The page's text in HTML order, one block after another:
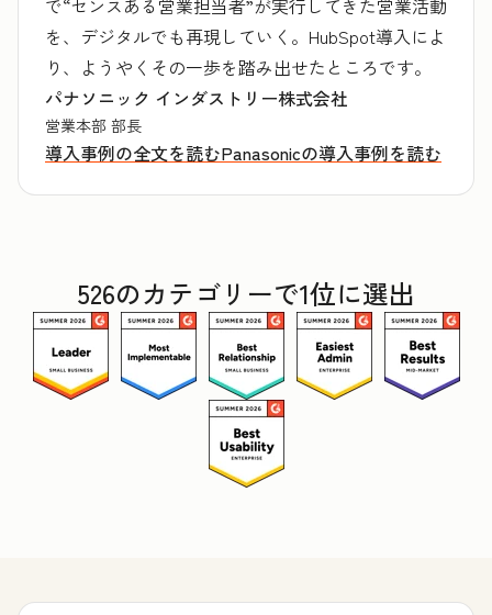
で“センスある営業担当者”が実行してきた営業活動
を、デジタルでも再現していく。HubSpot導入によ
り、ようやくその一歩を踏み出せたところです。
パナソニック インダストリー株式会社
営業本部 部長
導入事例の全文を読むPanasonicの導入事例を読む
526のカテゴリーで1位に選出